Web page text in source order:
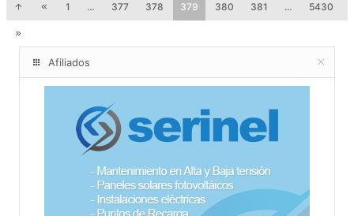
1 … 377 378 379 380 381 … 5430
Afiliados